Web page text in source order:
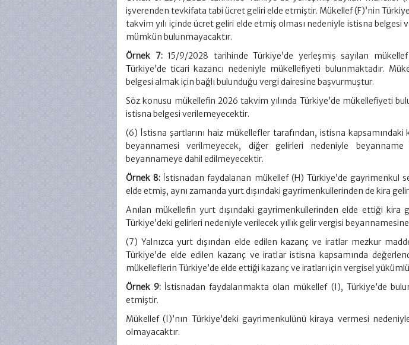
işverenden tevkifata tabi ücret geliri elde etmiştir. Mükellef (F)’nin
takvim yılı içinde ücret geliri elde etmiş olması nedeniyle istisna belgesi
mümkün bulunmayacaktır.
Örnek 7: 15/9/2028 tarihinde Türkiye’de yerleşmiş sayılan
Türkiye’de ticari kazancı nedeniyle mükellefiyeti bulunmaktadır.
belgesi almak için bağlı bulunduğu vergi dairesine başvurmuştur.
Söz konusu mükellefin 2026 takvim yılında Türkiye’de mükellefiyeti
istisna belgesi verilemeyecektir.
(6) İstisna şartlarını haiz mükellefler tarafından, istisna kapsamındaki
beyannamesi verilmeyecek, diğer gelirleri nedeniyle
beyannameye dahil edilmeyecektir.
Örnek 8: İstisnadan faydalanan mükellef (H) Türkiye’de gayrimenkul
elde etmiş, aynı zamanda yurt dışındaki gayrimenkullerinden de kira
Anılan mükellefin yurt dışındaki gayrimenkullerinden elde ettiği kira
Türkiye’deki gelirleri nedeniyle verilecek yıllık gelir vergisi
(7) Yalnızca yurt dışından elde edilen kazanç ve iratlar mezkur
Türkiye’de elde edilen kazanç ve iratlar istisna kapsamında
mükelleflerin Türkiye’de elde ettiği kazanç ve iratları için vergisel
Örnek 9: İstisnadan faydalanmakta olan mükellef (I), Türkiye’de
etmiştir.
Mükellef (I)’nın Türkiye’deki gayrimenkulünü kiraya vermesi
olmayacaktır.